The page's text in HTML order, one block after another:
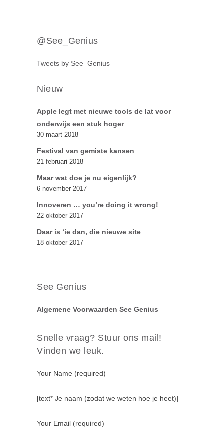
@See_Genius
Tweets by See_Genius
Nieuw
Apple legt met nieuwe tools de lat voor
onderwijs een stuk hoger
30 maart 2018
Festival van gemiste kansen
21 februari 2018
Maar wat doe je nu eigenlijk?
6 november 2017
Innoveren … you’re doing it wrong!
22 oktober 2017
Daar is ‘ie dan, die nieuwe site
18 oktober 2017
See Genius
Algemene Voorwaarden See Genius
Snelle vraag? Stuur ons mail!
Vinden we leuk.
Your Name (required)
[text* Je naam (zodat we weten hoe je heet)]
Your Email (required)